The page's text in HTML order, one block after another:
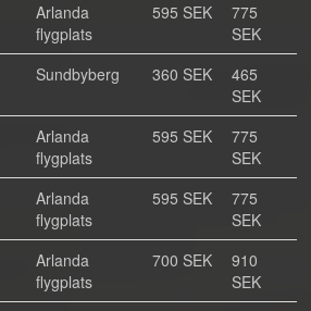
Arlanda
flygplats
595 SEK
775
SEK
Sundbyberg 360 SEK
465
SEK
Arlanda
flygplats
595 SEK
775
SEK
Arlanda
flygplats
595 SEK
775
SEK
Arlanda
flygplats
700 SEK
910
SEK